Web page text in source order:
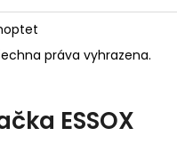
práva vyhrazena.
ESSOX